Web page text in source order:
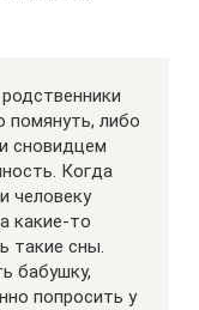
помянуть, либо
сновидцем
Когда
человеку
какие-то
такие сны.
бабушку,
попросить у